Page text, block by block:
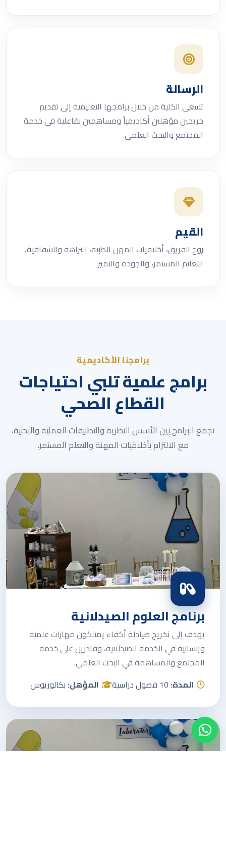
الرسالة
تسعى الكلية من خلال برامجها التعليمية إلى تقديم
خريجين مؤهلين أكاديمياً ومساهمين بفاعلية في خدمة
المجتمع والبحث العلمي.
القيم
روح الفريق، أخلاقيات المهن الطبية، النزاهة والشفافية،
التعليم المستمر، والجودة والتميز.
برامجنا الأكاديمية
برامج علمية تلبي احتياجات
القطاع الصحي
تجمع البرامج بين الأسس النظرية والتطبيقات العملية والبحثية،
مع الالتزام بأخلاقيات المهنة والتعلم المستمر.
برنامج العلوم الصيدلانية
يهدف إلى تخريج صيادلة أكفاء يمتلكون مهارات علمية
وإنسانية في الخدمة الصيدلانية، وقادرين على خدمة
المجتمع والمساهمة في البحث العلمي.
المدة:10 فصول دراسية المؤهل:بكالوريوس